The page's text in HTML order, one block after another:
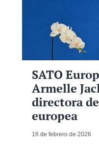
SATO
Armelle
directora
europea
16 de febrero de 2026